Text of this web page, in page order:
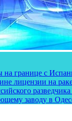
на границе с
лицензии на
заводу в